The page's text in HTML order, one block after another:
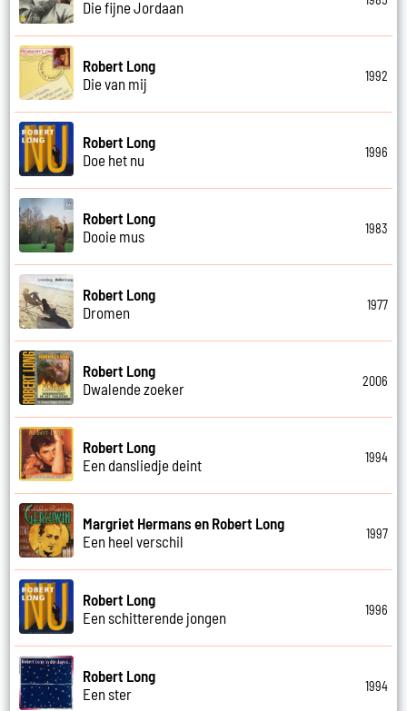
Die fijne Jordaan
Robert Long
Die van mij
1992
Robert Long
Doe het nu
1996
Robert Long
Dooie mus
1983
Robert Long
Dromen
1977
Robert Long
Dwalende zoeker
2006
Robert Long
Een dansliedje deint
1994
Margriet Hermans en Robert Long
Een heel verschil
1997
Robert Long
Een schitterende jongen
1996
Robert Long
Een ster
1994